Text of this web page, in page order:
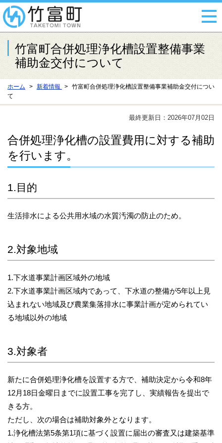
竹富町合併処理浄化槽設置整備事業
補助金交付について
ホーム 新着情報
竹富町合併処理浄化槽設置整備事業補助金交付につい
て
最終更新日：2026年07月02日
合併処理浄化槽の設置費用に対する補助
を行います。
1.目的
生活排水による公共用水域の水質汚濁の防止のため。
2.対象地域
1.下水道事業計画区域外の地域
2.下水道事業計画区域内であって、下水道の整備が5年以上見
込まれない地域及び農業集落排水に事業計画が定められてい
る地域以外の地域
3.対象者
新たに合併処理浄化槽を設置する方で、補助決定から令和8年
12月18日金曜日までに設置工事を完了し、実績報告を提出で
きる方。
ただし、次の場合は補助対象外となります。
1.浄化槽法第5条第1項に基づく設置に届出の審査又は建築基準